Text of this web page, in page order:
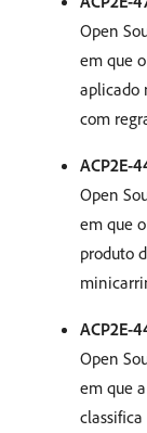
Open
em que
aplicado
com
ACP2E-
Open
em que
produto
ACP2E-
Open
em que